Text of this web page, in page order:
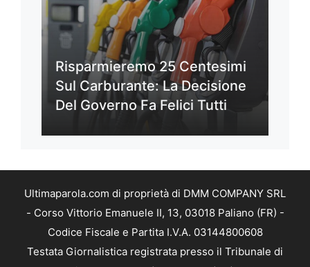
Risparmieremo 25 Centesimi
Sul Carburante: La Decisione
Del Governo Fa Felici Tutti
Ultimaparola.com di proprietà di DMM COMPANY SRL
- Corso Vittorio Emanuele II, 13, 03018 Paliano (FR) -
Codice Fiscale e Partita I.V.A. 03144800608
Testata Giornalistica registrata presso il Tribunale di